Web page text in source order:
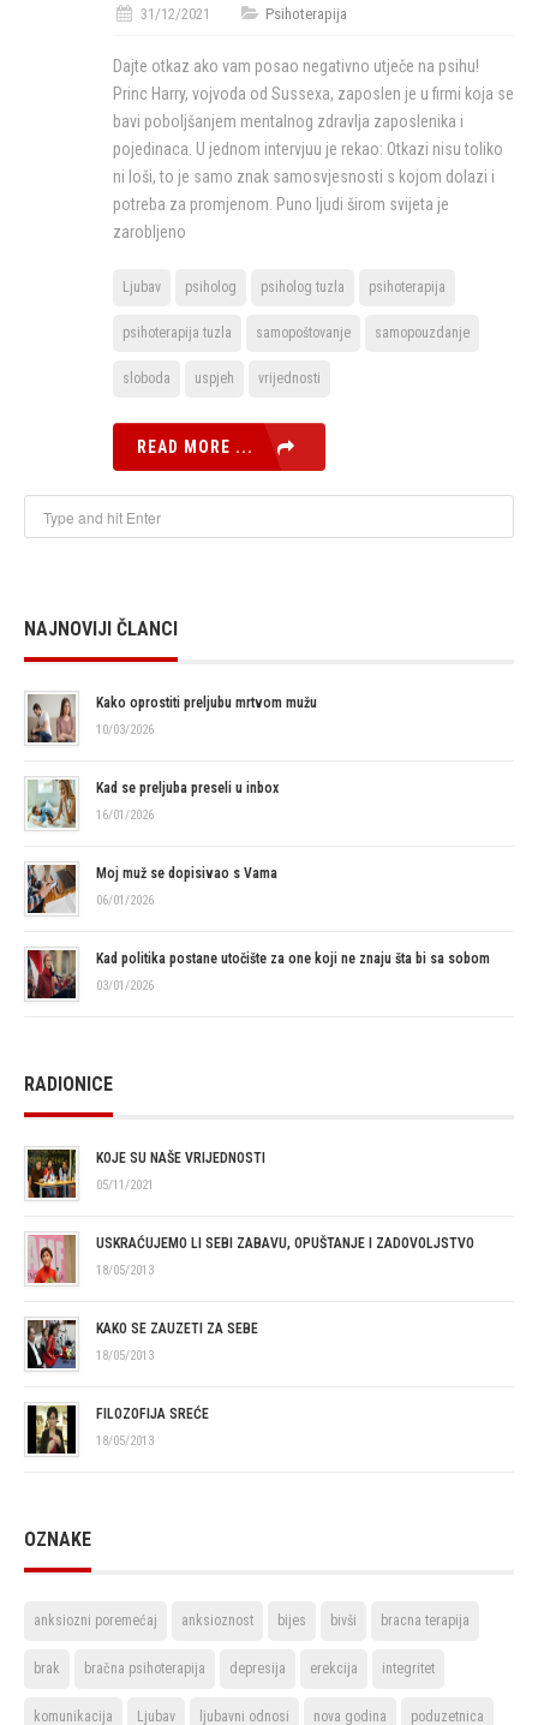
31/12/2021 Psihoterapija
Dajte otkaz ako vam posao negativno utječe na psihu!
Princ Harry, vojvoda od Sussexa, zaposlen je u firmi koja se
bavi poboljšanjem mentalnog zdravlja zaposlenika i
pojedinaca. U jednom intervjuu je rekao: Otkazi nisu toliko
ni loši, to je samo znak samosvjesnosti s kojom dolazi i
potreba za promjenom. Puno ljudi širom svijeta je
zarobljeno
Ljubav psiholog psiholog tuzla psihoterapija
psihoterapija tuzla samopoštovanje samopouzdanje
sloboda uspjeh vrijednosti
READ MORE ...
NAJNOVIJI ČLANCI
Kako oprostiti preljubu mrtvom mužu
10/03/2026
Kad se preljuba preseli u inbox
16/01/2026
Moj muž se dopisivao s Vama
06/01/2026
Kad politika postane utočište za one koji ne znaju šta bi sa sobom
03/01/2026
RADIONICE
KOJE SU NAŠE VRIJEDNOSTI
05/11/2021
USKRAĆUJEMO LI SEBI ZABAVU, OPUŠTANJE I ZADOVOLJSTVO
18/05/2013
KAKO SE ZAUZETI ZA SEBE
18/05/2013
FILOZOFIJA SREĆE
18/05/2013
OZNAKE
anksiozni poremećaj anksioznost bijes bivši bracna terapija
brak bračna psihoterapija depresija erekcija integritet
komunikacija Ljubav ljubavni odnosi nova godina poduzetnica